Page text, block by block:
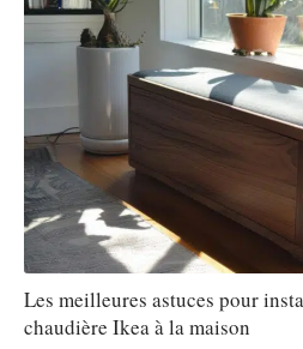
Les meilleures astuces pour
chaudière Ikea à la maison